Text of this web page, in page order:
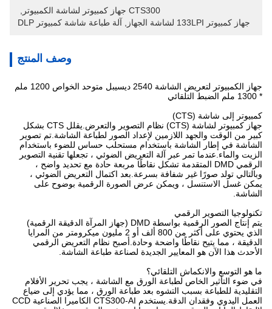
CTS300 جهاز كمبيوتر لشاشة الكمبيوتر
جهاز كمبيوتر 133LPI لشاشة الجهاز
آلة طباعة شاشة كمبيوتر DLP
وصف المنتج
جهاز الكمبيوتر لتعريض الشاشة 2540 ديسيبل متوحد الخواص 1200 ملم
* 1300 ملم الضبط التلقائي
كمبيوتر إلى شاشة (CTS)
جهاز كمبيوتر لشاشة (CTS) نظام التصوير والتعرض.يقلل CTS بشكل
كبير من الوقت والجهد اللازمين لإعداد الصور لطباعة الشاشة.تم تصوير
الشاشة في إطار الشاشة باستخدام مستحلب حساس للضوء باستخدام
الزيت والماء.عندما تمر عبر آلة التعريض الضوئي ، تجعلها تقنية التصوير
الرقمي DMD المتقدمة تشكل نقاطًا مربعة حادة مع تحديد واضح ،
وبالتالي تولد صورًا غير شفافة بسرعة.بعد اكتمال التعريض الضوئي ،
يمكن غسل الاستنسل ، ويمكن عرض الصورة الرقمية بوضوح على
الشاشة.
تكنولوجيا التصوير الرقمي
يتم إنتاج الصور الرقمية بواسطة DMD (جهاز المرآة الدقيقة الرقمية)
الذي يحتوي على أكثر من 800 ألف أو 2 مليون ميكرومتر من المرايا
الدقيقة ، مما يتيح نقاطًا واضحة وحادة.أصبح نظام التعريض الرقمي
الأحدث هذا الآن هو المعايير الجديدة لصناعة طباعة الشاشة.
ما هو التوسع والانكماش التلقائي؟
في ضوء التأثير الخاص لطباعة الورق مع الشاشة ، يجب تحرير الأفلام
التقليدية للطباعة بسبب التشوه بعد طباعة الورق ، مما يؤدي إلى ضياع
العمل اليدوي وفقدان الدقة.يستخدم CTS300-AI الكاميرا الصناعية CCD